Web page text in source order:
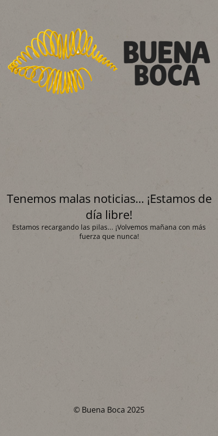
Tenemos malas noticias... ¡Estamos de
día libre!
Estamos recargando las pilas... ¡Volvemos mañana con más
fuerza que nunca!
© Buena Boca 2025